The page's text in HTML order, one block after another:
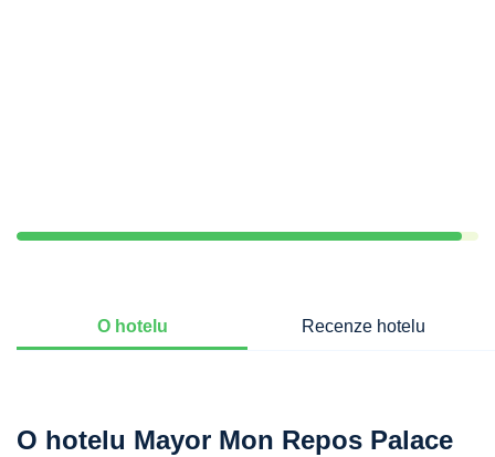
O hotelu Recenze hotelu
O hotelu Mayor Mon Repos Palace